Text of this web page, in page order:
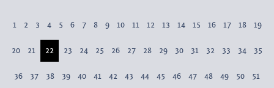
1 2 3 4 5 6 7 8 9 10 11 12 13 14 15 16 17 18 19
20 21 22 23 24 25 26 27 28 29 30 31 32 33 34 35
36 37 38 39 40 41 42 43 44 45 46 47 48 49 50 51